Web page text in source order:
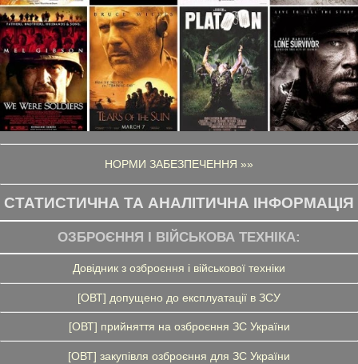
НОРМИ ЗАБЕЗПЕЧЕННЯ »»
СТАТИСТИЧНА ТА АНАЛІТИЧНА ІНФОРМАЦІЯ
ОЗБРОЄННЯ І ВІЙСЬКОВА ТЕХНІКА:
Довідник з озброєння і військової техніки
[ОВТ] допущено до експлуатації в ЗСУ
[ОВТ] прийняття на озброєння ЗС України
[ОВТ] закупівля озброєння для ЗС України